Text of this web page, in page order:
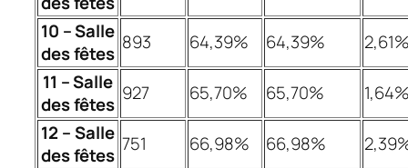
10 – Salle
des fêtes 893 64,39% 64,39%
11 – Salle
des fêtes 927 65,70% 65,70%
12 – Salle
des fêtes 751 66,98% 66,98%